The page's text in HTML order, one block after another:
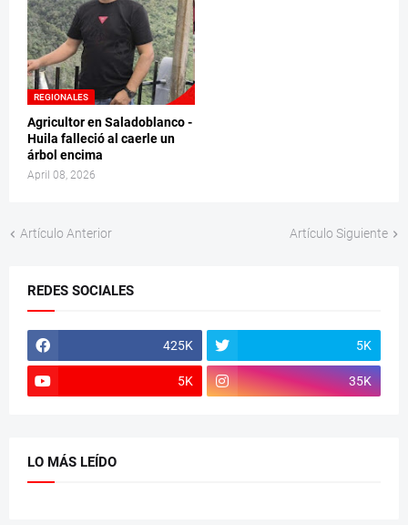
REGIONALES
Agricultor en Saladoblanco -
Huila falleció al caerle un
árbol encima
April 08, 2026
Artículo Anterior Artículo Siguiente
REDES SOCIALES
425K 5K
5K 35K
LO MÁS LEÍDO